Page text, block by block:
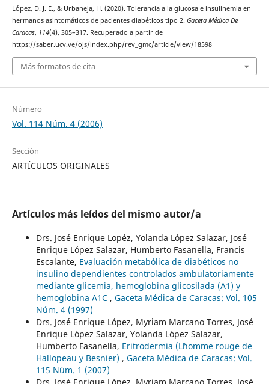
López, D. J. E., & Urbaneja, H. (2020). Tolerancia a la glucosa e insulinemia en
hermanos asintomáticos de pacientes diabéticos tipo 2. Gaceta Médica De
Caracas, 114(4), 305–317. Recuperado a partir de
https://saber.ucv.ve/ojs/index.php/rev_gmc/article/view/18598
Más formatos de cita
Número
Vol. 114 Núm. 4 (2006)
Sección
ARTÍCULOS ORIGINALES
Artículos más leídos del mismo autor/a
Drs. José Enrique Lopéz, Yolanda López Salazar, José
Enrique López Salazar, Humberto Fasanella, Francis
Escalante, Evaluación metabólica de diabéticos no
insulino dependientes controlados ambulatoriamente
mediante glicemia, hemoglobina glicosilada (A1) y
hemoglobina A1C , Gaceta Médica de Caracas: Vol. 105
Núm. 4 (1997)
Drs. José Enrique López, Myriam Marcano Torres, José
Enrique López Salazar, Yolanda López Salazar,
Humberto Fasanella, Eritrodermia (L´homme rouge de
Hallopeau y Besnier) , Gaceta Médica de Caracas: Vol.
115 Núm. 1 (2007)